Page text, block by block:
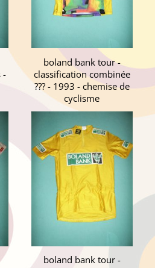
-
boland bank tour -
classification combinée
??? - 1993 - chemise de
cyclisme
boland bank tour -